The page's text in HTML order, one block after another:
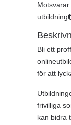
utbildning
Bli ett
för att
frivilliga
kan bidra